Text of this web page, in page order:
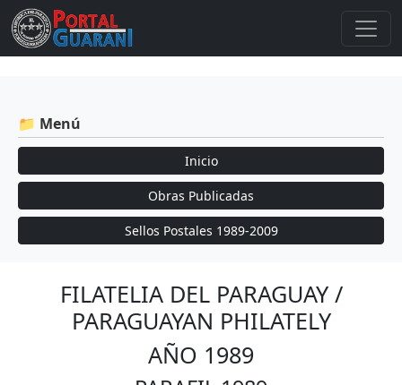
📁 Menú
Inicio
Obras Publicadas
Sellos Postales 1989-2009
FILATELIA DEL PARAGUAY /
PARAGUAYAN PHILATELY
AÑO 1989